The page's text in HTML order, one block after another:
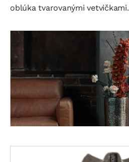
oblúka tvarovanými vetvičkami.